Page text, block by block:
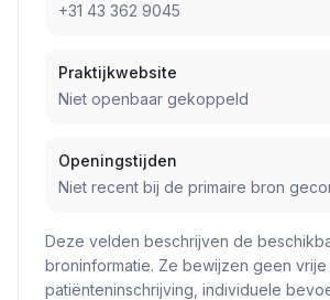
+31 43 362 9045
Praktijkwebsite
Niet openbaar gekoppeld
Openingstijden
Niet recent bij de primaire bron
Deze velden beschrijven de
broninformatie. Ze bewijzen geen vrije
patiënteninschrijving, individuele